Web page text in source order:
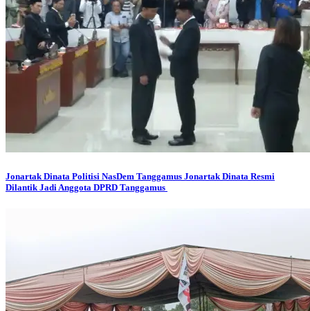
Jonartak Dinata Politisi NasDem Tanggamus Jonartak Dinata Resmi
Dilantik Jadi Anggota DPRD Tanggamus